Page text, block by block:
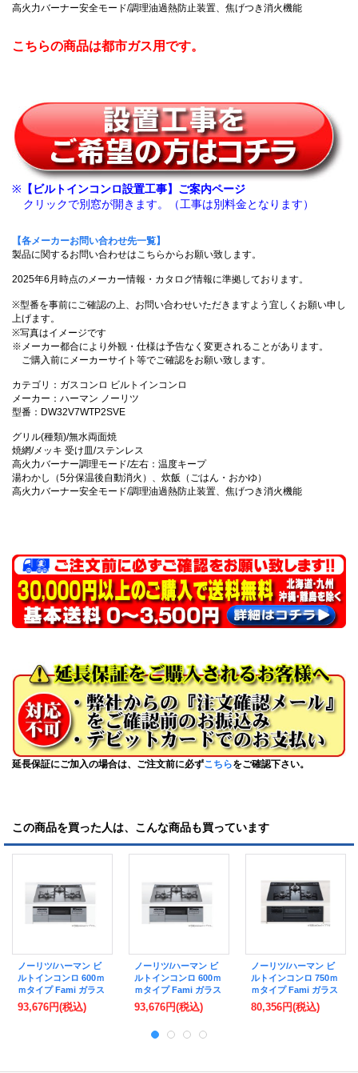
高火力バーナー安全モード/調理油過熱防止装置、焦げつき消火機能
こちらの商品は都市ガス用です。
※ 【ビルトインコンロ設置工事】ご案内ページ
クリックで別窓が開きます。（工事は別料金となります）
【各メーカーお問い合わせ先一覧】
製品に関するお問い合わせはこちらからお願い致します。
2025年6月時点のメーカー情報・カタログ情報に準拠しております。
※型番を事前にご確認の上、お問い合わせいただきますよう宜しくお願い申し
上げます。
※写真はイメージです
※メーカー都合により外観・仕様は予告なく変更されることがあります。
ご購入前にメーカーサイト等でご確認をお願い致します。
カテゴリ：ガスコンロ ビルトインコンロ
メーカー：ハーマン ノーリツ
型番：DW32V7WTP2SVE
グリル(種類)/無水両面焼
焼網/メッキ 受け皿/ステンレス
高火力バーナー調理モード/左右：温度キープ
湯わかし（5分保温後自動消火）、炊飯（ごはん・おかゆ）
高火力バーナー安全モード/調理油過熱防止装置、焦げつき消火機能
延長保証にご加入の場合は、ご注文前に必ずこちらをご確認下さい。
この商品を買った人は、こんな商品も買っています
ノーリツ/ハーマン ビ
ルトインコンロ 600ｍ
ｍタイプ Fami ガラス
トップ 無水両面焼き
レンジフード 連動タ
93,676円(税込)
ノーリツ/ハーマン ビ
ルトインコンロ 600ｍ
ｍタイプ Fami ガラス
トップ 無水両面焼き
レンジフード 連動タ
[DW32V6WTP2SVE プ
93,676円(税込)
ノーリツ/ハーマン ビ
ルトインコンロ 750ｍ
ｍタイプ Fami ガラス
トップ 無水両面焼き
[DW32V7WTP1 都市
80,356円(税込)